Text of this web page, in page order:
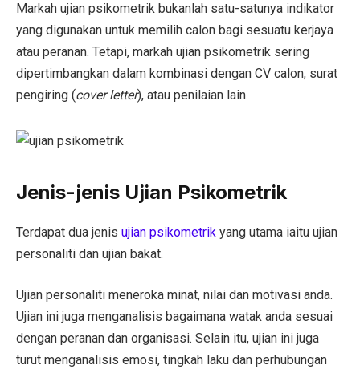
Markah ujian psikometrik bukanlah satu-satunya indikator
yang digunakan untuk memilih calon bagi sesuatu kerjaya
atau peranan. Tetapi, markah ujian psikometrik sering
dipertimbangkan dalam kombinasi dengan CV calon, surat
pengiring (cover letter), atau penilaian lain.
Jenis-jenis Ujian Psikometrik
Terdapat dua jenis ujian psikometrik yang utama iaitu ujian
personaliti dan ujian bakat.
Ujian personaliti meneroka minat, nilai dan motivasi anda.
Ujian ini juga menganalisis bagaimana watak anda sesuai
dengan peranan dan organisasi. Selain itu, ujian ini juga
turut menganalisis emosi, tingkah laku dan perhubungan